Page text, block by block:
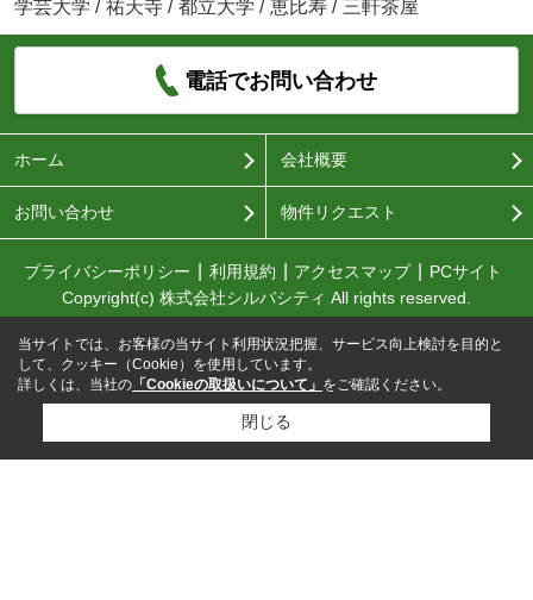
学芸大学 / 祐天寺 / 都立大学 / 恵比寿 / 三軒茶屋
電話でお問い合わせ
ホーム 会社概要
お問い合わせ 物件リクエスト
プライバシーポリシー 利用規約 アクセスマップ
PCサイト
Copyright(c) 株式会社シルバシティ All rights reserved.
当サイトでは、お客様の当サイト利用状況把握、サービス向上検討を目的と
して、クッキー（Cookie）を使用しています。
詳しくは、当社の 「Cookieの取扱いについて」 をご確認ください。
閉じる